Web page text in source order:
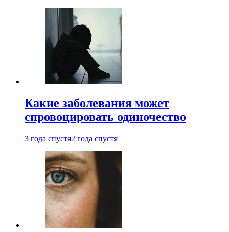
Какие заболевания может
спровоцировать одиночество
3 года спустя2 года спустя